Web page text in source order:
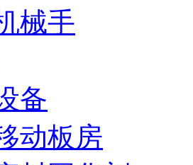
械手
备
动板房